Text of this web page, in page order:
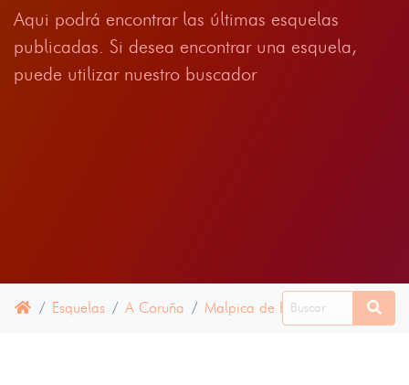
Aqui podrá encontrar las últimas esquelas
publicadas. Si desea encontrar una esquela,
puede utilizar nuestro buscador
Esquelas A Coruña Malpica de Bergantiños 17